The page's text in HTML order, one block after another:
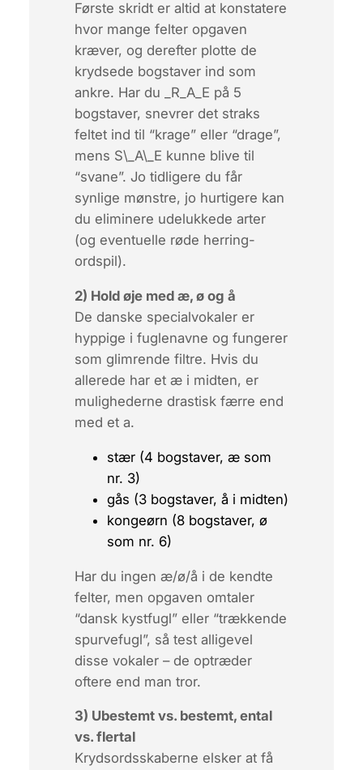
Første skridt er altid at konstatere
hvor mange felter opgaven
kræver, og derefter plotte de
krydsede bogstaver ind som
ankre. Har du
_R_A_E på 5
bogstaver, snevrer det straks
feltet ind til “krage” eller “drage”,
mens S\_A\_E kunne blive til
“svane”. Jo tidligere du får
synlige mønstre, jo hurtigere kan
du eliminere udelukkede arter
(og eventuelle røde herring-
ordspil).
2) Hold øje med æ, ø og å
De danske specialvokaler er
hyppige i fuglenavne og fungerer
som glimrende filtre. Hvis du
allerede har et æ i midten, er
mulighederne drastisk færre end
med et a.
stær(4 bogstaver, æ som
nr. 3)
gås (3 bogstaver, å i midten)
kongeørn (8 bogstaver, ø
som nr. 6)
Har du ingen æ/ø/å i de kendte
felter, men opgaven omtaler
“dansk kystfugl” eller “trækkende
spurvefugl”, så test alligevel
disse vokaler – de optræder
oftere end man tror.
3) Ubestemt vs. bestemt, ental
vs. flertal
Krydsordsskaberne elsker at få